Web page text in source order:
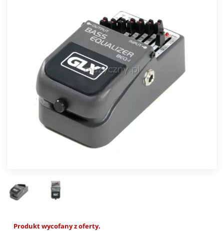
Produkt wycofany z oferty.